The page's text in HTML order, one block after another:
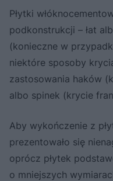
Płytki
podkonstrukcji – łat
(konieczne w
niektóre sposoby
zastosowania haków
albo spinek (krycie
Aby wykończenie z
prezentowało się
oprócz płytek
o mniejszych